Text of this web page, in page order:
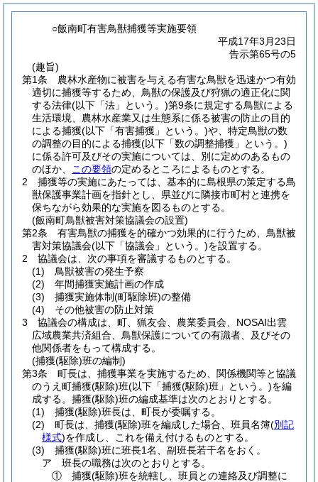
○飯南町有害鳥獣捕獲等実施要領
平成17年3月23日
告示第65号の5
(趣旨)
第1条
農林水産物に被害を与える有害な鳥獣を迅速かつ有効
適切に捕獲等するため、鳥獣の保護及び狩猟の適正化に関
する法律(以下「法」という。)第9条に規定する鳥獣による
生活環境、農林水産業又は生態系に係る被害の防止の目的
による捕獲(以下「有害捕獲」という。)や、特定鳥獣の数
の調整の目的による捕獲(以下「数の調整捕獲」という。)
に係る許可及びその実施については、別に定めのあるもの
のほか、
この要領の定めるところによるものとする。
2
捕獲等の実施にあたっては、基本的に島根県の策定する鳥
獣保護事業計画を指針とし、県並びに隣接市町村と連携を
保ちながら効果的な実施を図るものとする。
(飯南町鳥獣被害対策協議会の設置)
第2条
有害鳥獣の捕獲を的確かつ効果的に行うため、鳥獣被
害対策協議会(以下「協議会」という。)を設置する。
2
協議会は、次の事項を審議するものとする。
(1)
鳥獣被害の発生予察
(2)
年間捕獲実施計画の作成
(3)
捕獲実施体制(町駆除班)の整備
(4)
その他被害の防止対策
3
協議会の構成は、町、猟友会、農業委員会、NOSAI出雲
広域農業共済組合、鳥獣保護についての有識者、及びその
他関係者をもって構成する。
(捕獲(駆除)班の編制)
第3条
町長は、捕獲事業を実施するため、関係機関等と協議
のうえ町捕獲(駆除)班(以下「捕獲(駆除)班」という。)を編
成する。 捕獲(駆除)班の編成基準は次のとおりとする。
(1)
捕獲(駆除)班長は、町長が委嘱する。
(2)
町長は、捕獲(駆除)班を編成した場合、班員名簿(別記
様式)を作成し、これを備え付けるものとする。
(3)
捕獲(駆除)班に班長1名、副班長若干名をおく。
ア
班長の職務は次のとおりとする。
①
捕獲(駆除)班を統轄し、班員との連絡及び調整に